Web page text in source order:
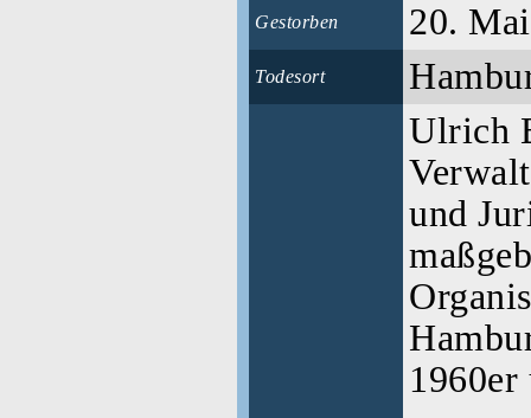
Gestorben 20.
Todesort
Ulrich
und
1960er